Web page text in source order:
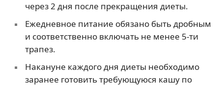
через 2 дня после прекращения диеты.
Ежедневное питание обязано быть дробным
и соответственно включать не менее 5-ти
трапез.
Накануне каждого дня диеты необходимо
заранее готовить требующуюся кашу по